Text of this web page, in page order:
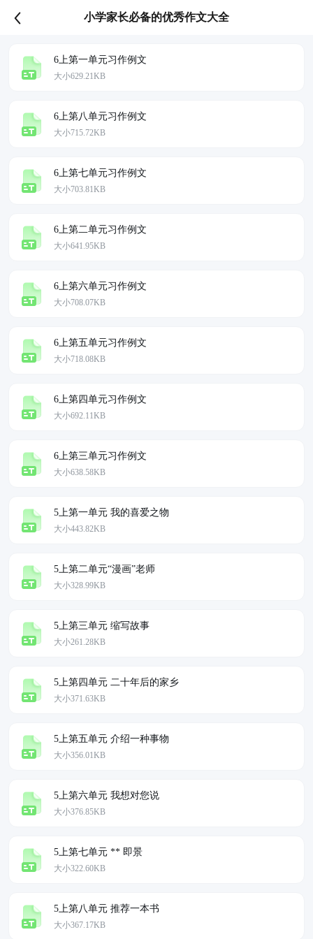
小学家长必备的优秀作文大全
6上第一单元习作例文
大小629.21KB
6上第八单元习作例文
大小715.72KB
6上第七单元习作例文
大小703.81KB
6上第二单元习作例文
大小641.95KB
6上第六单元习作例文
大小708.07KB
6上第五单元习作例文
大小718.08KB
6上第四单元习作例文
大小692.11KB
6上第三单元习作例文
大小638.58KB
5上第一单元 我的喜爱之物
大小443.82KB
5上第二单元“漫画”老师
大小328.99KB
5上第三单元 缩写故事
大小261.28KB
5上第四单元 二十年后的家乡
大小371.63KB
5上第五单元 介绍一种事物
大小356.01KB
5上第六单元 我想对您说
大小376.85KB
5上第七单元 ** 即景
大小322.60KB
5上第八单元 推荐一本书
大小367.17KB